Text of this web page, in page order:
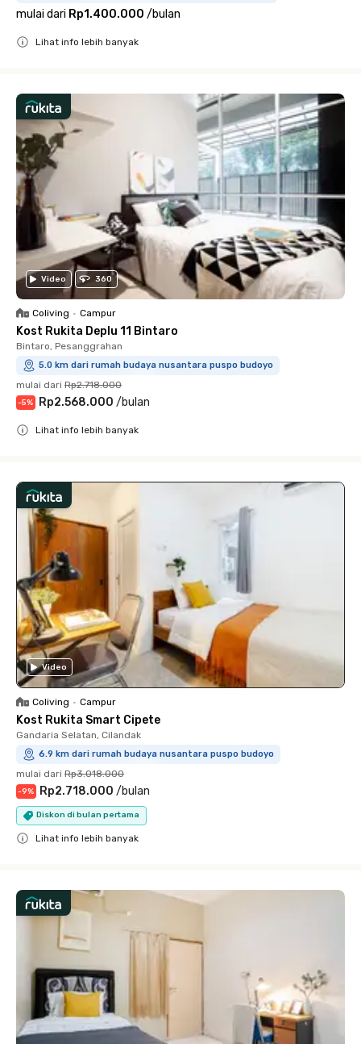
mulai dari Rp1.400.000 /bulan
Lihat info lebih banyak
Video 360
Coliving • Campur
Kost Rukita Deplu 11 Bintaro
Bintaro, Pesanggrahan
5.0 km dari rumah budaya nusantara puspo budoyo
mulai dari Rp2.718.000
-5% Rp2.568.000 /bulan
Lihat info lebih banyak
Video
Coliving • Campur
Kost Rukita Smart Cipete
Gandaria Selatan, Cilandak
6.9 km dari rumah budaya nusantara puspo budoyo
mulai dari Rp3.018.000
-9% Rp2.718.000 /bulan
Diskon di bulan pertama
Lihat info lebih banyak